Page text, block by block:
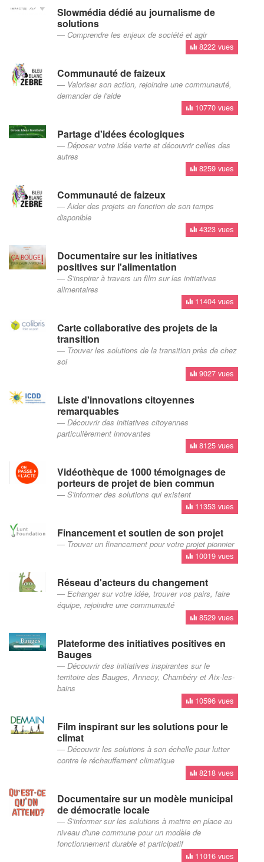
Slowmédia dédié au journalisme de
solutions
Comprendre les enjeux de société et agir
8222 vues
Communauté de faizeux
Valoriser son action, rejoindre une communauté,
demander de l'aide
10770 vues
Partage d'idées écologiques
Déposer votre idée verte et découvrir celles des
autres
8259 vues
Communauté de faizeux
Aider des projets en fonction de son temps
disponible
4323 vues
Documentaire sur les initiatives
positives sur l'alimentation
S'inspirer à travers un film sur les initiatives
alimentaires
11404 vues
Carte collaborative des projets de la
transition
Trouver les solutions de la transition près de chez
soi
9027 vues
Liste d'innovations citoyennes
remarquables
Découvrir des initiatives citoyennes
particulièrement innovantes
8125 vues
Vidéothèque de 1000 témoignages de
porteurs de projet de bien commun
S'informer des solutions qui existent
11353 vues
Financement et soutien de son projet
Trouver un financement pour votre projet pionnier
10019 vues
Réseau d'acteurs du changement
Echanger sur votre idée, trouver vos pairs, faire
équipe, rejoindre une communauté
8529 vues
Plateforme des initiatives positives en
Bauges
Découvrir des initiatives inspirantes sur le
territoire des Bauges, Annecy, Chambéry et Aix-les-
bains
10596 vues
Film inspirant sur les solutions pour le
climat
Découvrir les solutions à son échelle pour lutter
contre le réchauffement climatique
8218 vues
Documentaire sur un modèle municipal
de démocratie locale
S'informer sur les solutions à mettre en place au
niveau d'une commune pour un modèle de
fonctionnement durable et participatif
11016 vues